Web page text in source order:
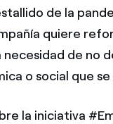
de la
quiere
de no
o social que
la iniciativa